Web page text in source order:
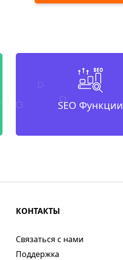
SEO Функции
КОНТАКТЫ
Связаться с нами
Поддержка